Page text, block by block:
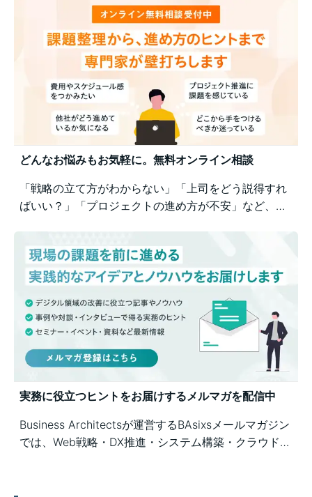
の意識差に悩む方にもおすすめの実践型セミナーで
どんなお悩みもお気軽に。無料オンライン相談
「戦略の立て方がわからない」「上司をどう説得すれ
ばいい？」「プロジェクトの進め方が不安」など、業
実務に役立つヒントをお届けするメルマガを配信中
Business Architectsが運営するBAsixsメールマガジン
では、Web戦略・DX推進・システム構築・クラウド活